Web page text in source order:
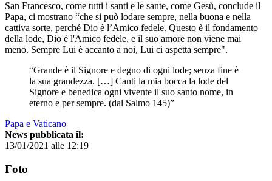
San Francesco, come tutti i santi e le sante, come Gesù, conclude il
Papa, ci mostrano “che si può lodare sempre, nella buona e nella
cattiva sorte, perché Dio è l’Amico fedele. Questo è il fondamento
della lode, Dio è l'Amico fedele, e il suo amore non viene mai
meno. Sempre Lui è accanto a noi, Lui ci aspetta sempre".
“Grande è il Signore e degno di ogni lode; senza fine è
la sua grandezza. […] Canti la mia bocca la lode del
Signore e benedica ogni vivente il suo santo nome, in
eterno e per sempre. (dal Salmo 145)”
Papa e Vaticano
News pubblicata il:
13/01/2021 alle 12:19
Foto